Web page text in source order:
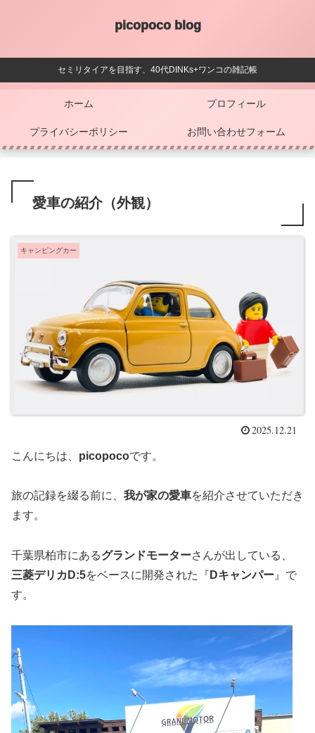
picopoco blog
セミリタイアを目指す、40代DINKs+ワンコの雑記帳
ホーム プロフィール
プライバシーポリシー お問い合わせフォーム
愛車の紹介（外観）
キャンピングカー
2025.12.21
こんにちは、 picopocoです。
旅の記録を綴る前に、 我が家の愛車を紹介させていただき
ます。
千葉県柏市にあるグランドモーターさんが出している、
三菱デリカD:5をベースに開発された『 Dキャンパー 』で
す。